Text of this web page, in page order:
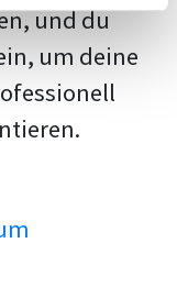
und du
um deine